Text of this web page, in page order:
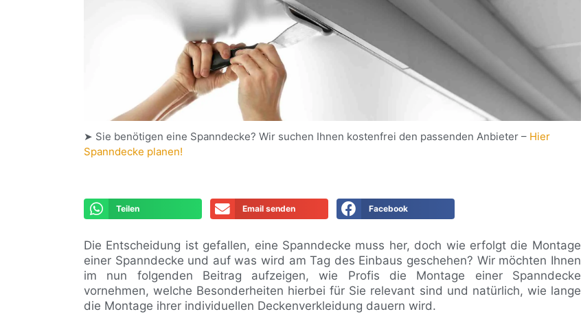
➤ Sie benötigen eine Spanndecke? Wir suchen Ihnen kostenfrei den passenden Anbieter – Hier
Spanndecke planen!
Teilen Email senden Facebook
Die Entscheidung ist gefallen, eine Spanndecke muss her, doch wie erfolgt die Montage
einer Spanndecke und auf was wird am Tag des Einbaus geschehen? Wir möchten Ihnen
im nun folgenden Beitrag aufzeigen, wie Profis die Montage einer Spanndecke
vornehmen, welche Besonderheiten hierbei für Sie relevant sind und natürlich, wie lange
die Montage ihrer individuellen Deckenverkleidung dauern wird.